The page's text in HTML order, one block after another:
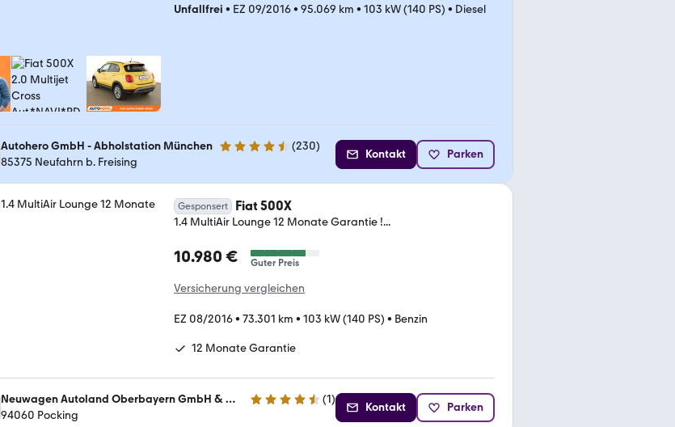
Unfallfrei • EZ 09/2016• 95.069 km • 103 kW (140 PS) • Diesel
Autohero GmbH - Abholstation München 4.4 Sterne (230)
85375 Neufahrn b. Freising
Kontakt Parken
Gesponsert Fiat 500X
1.4 MultiAir Lounge 12 Monate Garantie !...
10.980 € Guter Preis
Versicherung vergleichen
EZ 08/2016• 73.301 km • 103 kW (140 PS) • Benzin
12 Monate Garantie
Neuwagen Autoland Oberbayern GmbH & Co. KG 4.7 Sterne (1)
94060 Pocking
Kontakt Parken